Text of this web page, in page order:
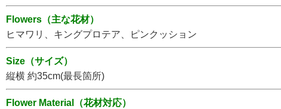
Flowers（主な花材）
ヒマワリ、キングプロテア、ピンクッション
Size（サイズ）
縦横 約35cm(最長箇所)
Flower Material（花材対応）